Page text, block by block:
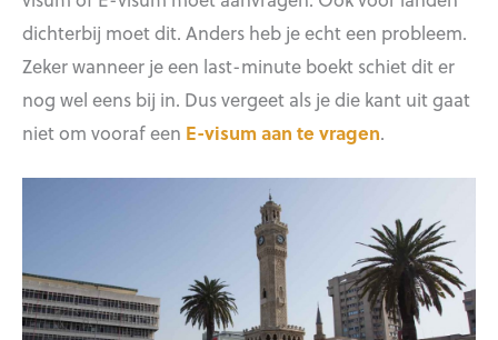
dichterbij moet dit. Anders heb je echt een probleem.
Zeker wanneer je een last-minute boekt schiet dit er
nog wel eens bij in. Dus vergeet als je die kant uit gaat
niet om vooraf een E-visum aan te vragen.